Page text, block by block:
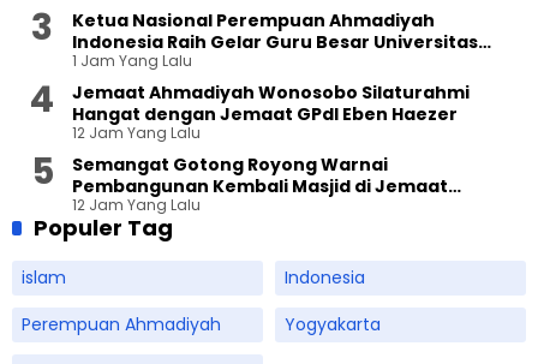
Ketua Nasional Perempuan Ahmadiyah
Indonesia Raih Gelar Guru Besar Universitas
Terbuka
1 Jam Yang Lalu
Jemaat Ahmadiyah Wonosobo Silaturahmi
Hangat dengan Jemaat GPdI Eben Haezer
12 Jam Yang Lalu
Semangat Gotong Royong Warnai
Pembangunan Kembali Masjid di Jemaat
Ahmadiyah Sukapura
12 Jam Yang Lalu
Populer Tag
islam
Indonesia
Perempuan Ahmadiyah
Yogyakarta